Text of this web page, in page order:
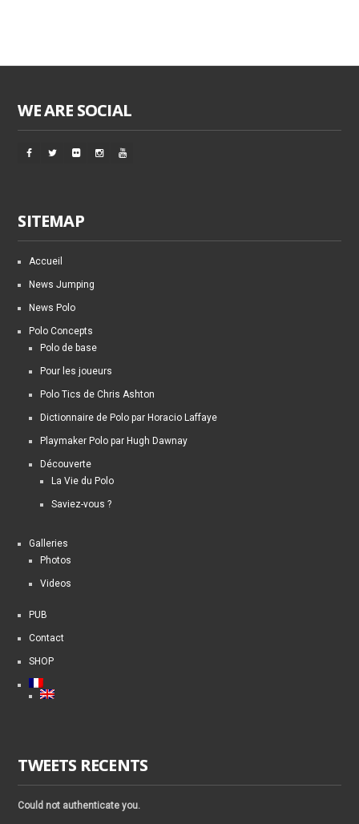
WE ARE SOCIAL
SITEMAP
Accueil
News Jumping
News Polo
Polo Concepts
Polo de base
Pour les joueurs
Polo Tics de Chris Ashton
Dictionnaire de Polo par Horacio Laffaye
Playmaker Polo par Hugh Dawnay
Découverte
La Vie du Polo
Saviez-vous ?
Galleries
Photos
Videos
PUB
Contact
SHOP
TWEETS RECENTS
Could not authenticate you.